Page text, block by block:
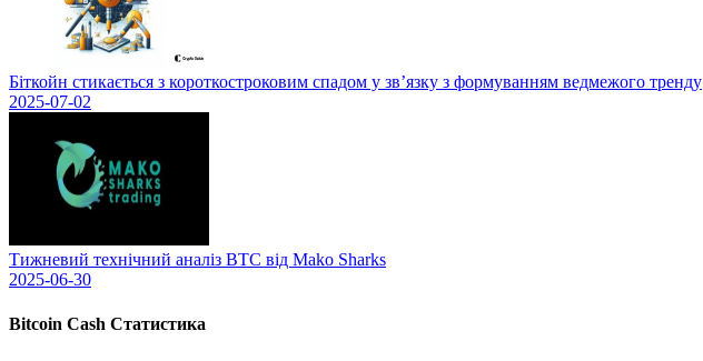
Біткойн стикається з короткостроковим спадом у зв’язку з формуванням ведмежого тренду
2025-07-02
Тижневий технічний аналіз BTC від Mako Sharks
2025-06-30
Bitcoin Cash Статистика